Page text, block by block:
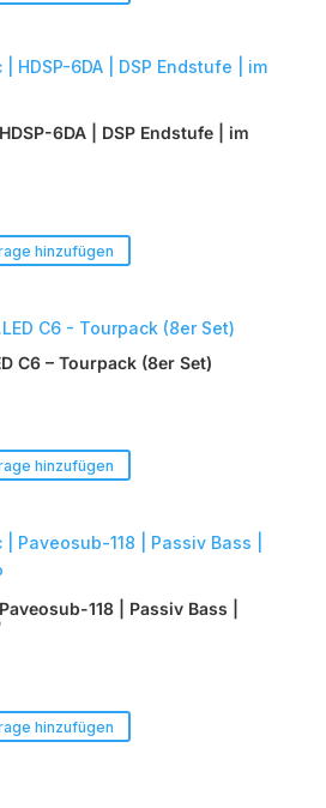
6DA | DSP Endstufe | im
hinzufügen
C6 – Tourpack (8er Set)
hinzufügen
118 | Passiv Bass |
hinzufügen